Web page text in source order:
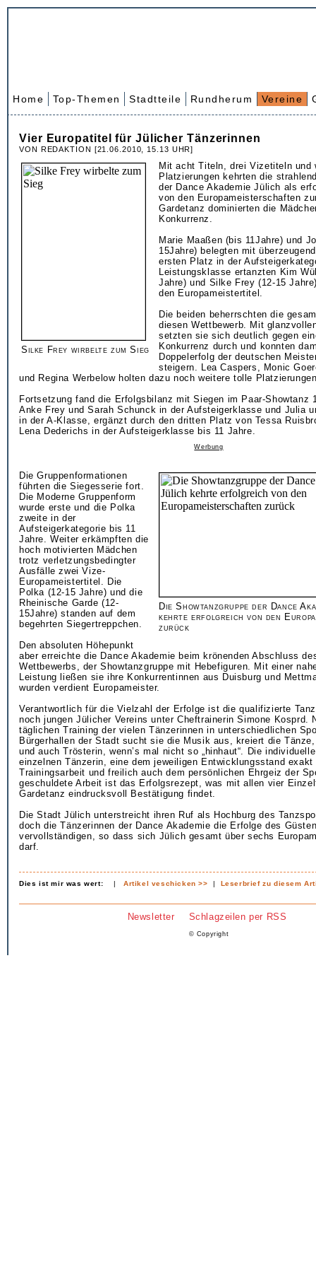
Home Top-Themen Stadtteile Rundherum Vereine
Vier Europatitel für Jülicher Tänzerinnen
VON REDAKTION [21.06.2010, 15.13 UHR]
Silke Frey wirbelte zum Sieg
Mit acht Titeln, drei Vizetiteln und
Platzierungen kehrten die
der Dance Akademie Jülich als
von den Europameisterschaften
Gardetanz dominierten die
Konkurrenz.
Marie Maaßen (bis 11Jahre) und
15Jahre) belegten mit
ersten Platz in der
Leistungsklasse ertanzten Kim
Jahre) und Silke Frey (12-15
den Europameistertitel.
Die beiden beherrschten die
diesen Wettbewerb. Mit
setzten sie sich deutlich gegen
Konkurrenz durch und konnten
Doppelerfolg der deutschen
steigern. Lea Caspers, Monic
und Regina Werbelow holten dazu noch weitere tolle
Fortsetzung fand die Erfolgsbilanz mit Siegen im Paar-Showtanz
Anke Frey und Sarah Schunck in der Aufsteigerklasse und Julia
in der A-Klasse, ergänzt durch den dritten Platz von Tessa
Lena Dederichs in der Aufsteigerklasse bis 11 Jahre.
Werbung
Die Showtanzgruppe der Dance
kehrte erfolgreich von den
zurück
Die Gruppenformationen
führten die Siegesserie fort.
Die Moderne Gruppenform
wurde erste und die Polka
zweite in der
Aufsteigerkategorie bis 11
Jahre. Weiter erkämpften die
hoch motivierten Mädchen
trotz verletzungsbedingter
Ausfälle zwei Vize-
Europameistertitel. Die
Polka (12-15 Jahre) und die
Rheinische Garde (12-
15Jahre) standen auf dem
begehrten Siegertreppchen.
Den absoluten Höhepunkt
aber erreichte die Dance Akademie beim krönenden Abschluss
Wettbewerbs, der Showtanzgruppe mit Hebefiguren. Mit einer
Leistung ließen sie ihre Konkurrentinnen aus Duisburg und
wurden verdient Europameister.
Verantwortlich für die Vielzahl der Erfolge ist die qualifizierte
noch jungen Jülicher Vereins unter Cheftrainerin Simone Kosprd.
täglichen Training der vielen Tänzerinnen in unterschiedlichen
Bürgerhallen der Stadt sucht sie die Musik aus, kreiert die
und auch Trösterin, wenn’s mal nicht so „hinhaut“. Die
einzelnen Tänzerin, eine dem jeweiligen Entwicklungsstand exakt
Trainingsarbeit und freilich auch dem persönlichen Ehrgeiz der
geschuldete Arbeit ist das Erfolgsrezept, was mit allen vier
Gardetanz eindrucksvoll Bestätigung findet.
Die Stadt Jülich unterstreicht ihren Ruf als Hochburg des
doch die Tänzerinnen der Dance Akademie die Erfolge des
vervollständigen, so dass sich Jülich gesamt über sechs
darf.
Dies ist mir was wert: |Artikel veschicken >> | Leserbrief zu diesem
Newsletter Schlagzeilen per RSS
© Copyright